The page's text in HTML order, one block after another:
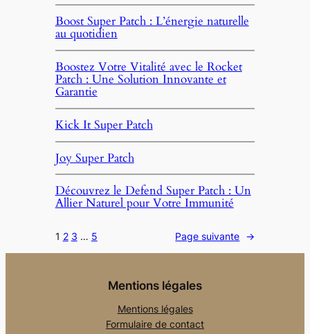
Boost Super Patch : L’énergie naturelle
au quotidien
Boostez Votre Vitalité avec le Rocket
Patch : Une Solution Innovante et
Garantie
Kick It Super Patch
Joy Super Patch
Découvrez le Defend Super Patch : Un
Allier Naturel pour Votre Immunité
1 2 3 … 5 Page suivante →
Mentions légales
Mentions légales
Formulaire de contact